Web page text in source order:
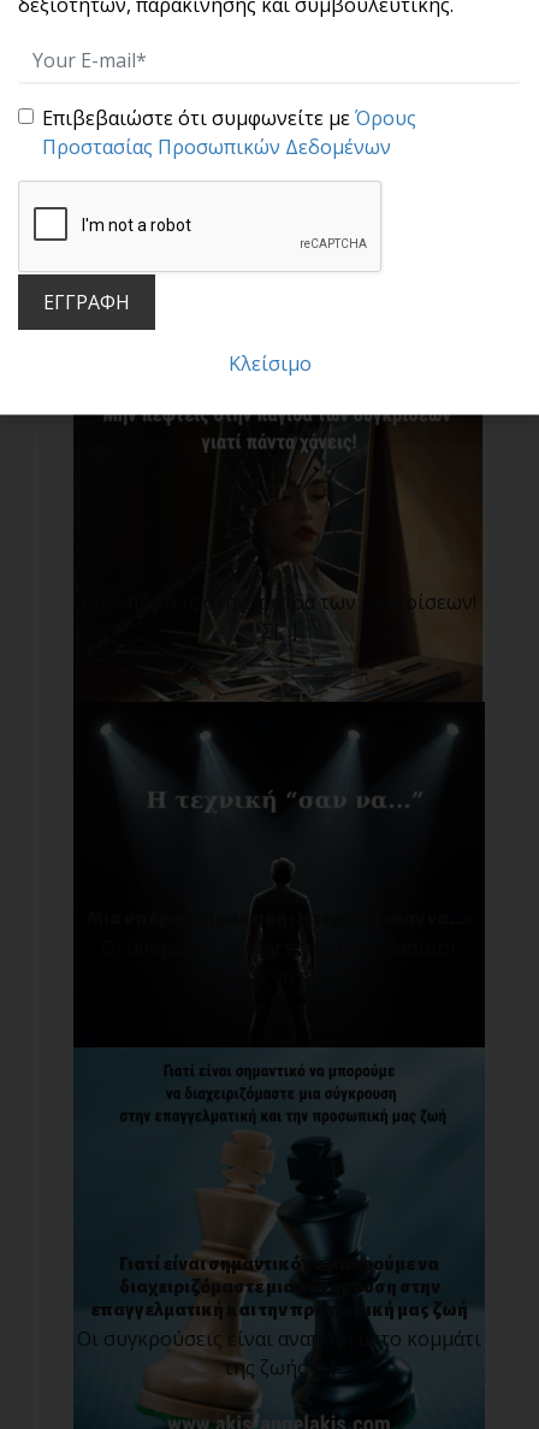
“STOP” : Μια άσκηση 10 δευτερολέπτων που
χτίζει αυτοκυριαρχία και ωριμότητα ηγεσίας.
Πολλές φορές, αυτό που καταστρέφει μια
Μην πέφτεις στην παγίδα των συγκρίσεων!
Σ[...]
Οι άνθρωποι έχουν επιθυμίες. Κάποιοι
θέλουν να προ[...]
Γιατί είναι σημαντικό να μπορούμε να
διαχειριζόμαστε μια σύγκρουση στην
επαγγελματική και την προσωπική μας ζωή
Οι συγκρούσεις είναι αναπόφευκτο κομμάτι
της ζωής [...]
Επιβεβαιώστε ότι συμφωνείτε μεΌρους
Προστασίας Προσωπικών Δεδομένων
ΕΓΓΡΑΦΗ
Κλείσιμο